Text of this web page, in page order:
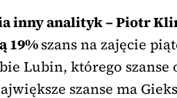
inny analityk – Piotr
19%szans na zajęcie
Lubin, którego szanse
szanse ma